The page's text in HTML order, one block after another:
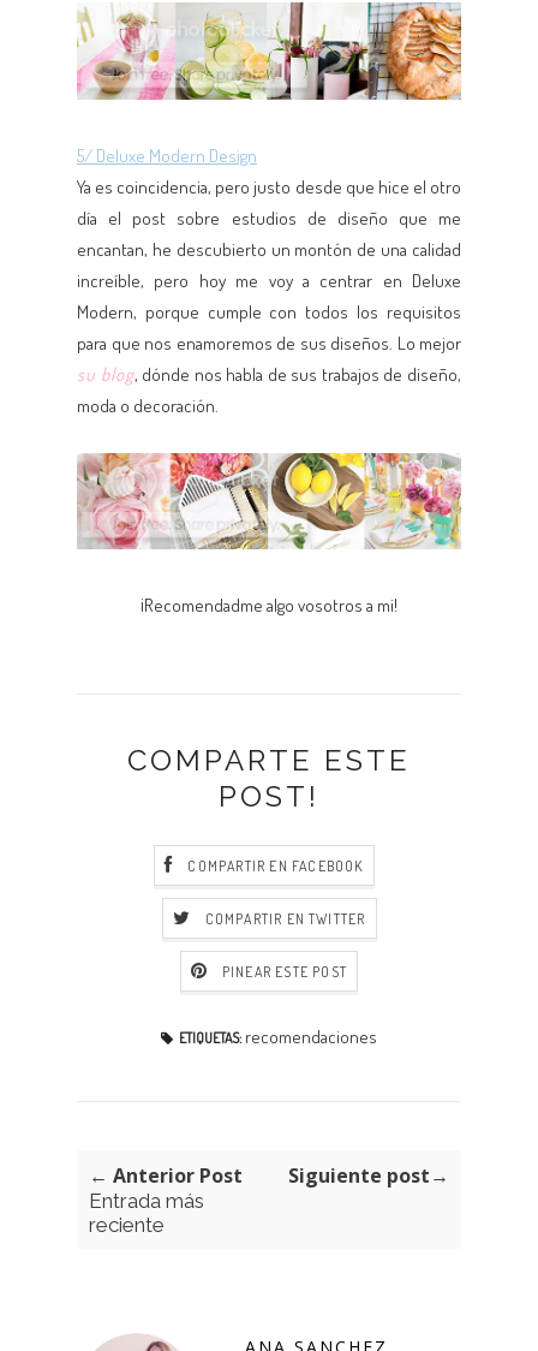
5/ Deluxe Modern Design
Ya es coincidencia, pero justo desde que hice el otro
día el post sobre estudios de diseño que me
encantan, he descubierto un montón de una calidad
increíble, pero hoy me voy a centrar en Deluxe
Modern, porque cumple con todos los requisitos
para que nos enamoremos de sus diseños. Lo mejor
su blog, dónde nos habla de sus trabajos de diseño,
moda o decoración.
¡Recomendadme algo vosotros a mi!
COMPARTE ESTE
POST!
COMPARTIR EN FACEBOOK
COMPARTIR EN TWITTER
PINEAR ESTE POST
ETIQUETAS: recomendaciones
← Anterior Post
Entrada más
reciente
Siguiente post→
ANA SANCHEZ